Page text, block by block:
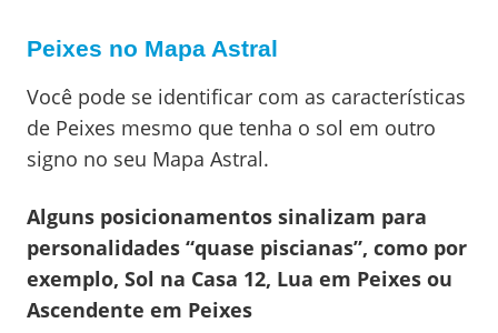
Peixes no Mapa Astral
Você pode se identificar com as características
de Peixes mesmo que tenha o sol em outro
signo no seu Mapa Astral.
Alguns posicionamentos sinalizam para
personalidades “quase piscianas”, como por
exemplo, Sol na Casa 12, Lua em Peixes ou
Ascendente em Peixes